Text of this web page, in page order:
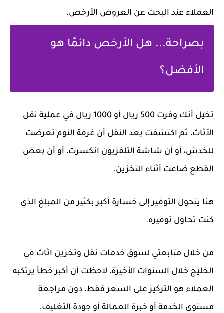
العملاء عند البحث عن العروض الأرخص.
بصراحة... هل الأرخص دائمًا هو
الأفضل؟
تخيل أنك وفرت 500 ريال أو 1000 ريال في عملية نقل
الأثاث، ثم اكتشفت بعد النقل أن غرفة النوم تعرضت
للخدش، أو أن شاشة التلفزيون انكسرت، أو أن بعض
القطع ضاعت أثناء التخزين.
هنا يتحول التوفير إلى خسارة أكبر بكثير من المبلغ الذي
كنت تحاول توفيره.
من خلال متابعتي لسوق خدمات نقل وتخزين اثاث في
الخليج خلال السنوات الأخيرة، لاحظت أن أكبر خطأ يرتكبه
العملاء هو التركيز على السعر فقط، دون مراجعة
مستوى الخدمة أو خبرة العمالة أو جودة التغليف.